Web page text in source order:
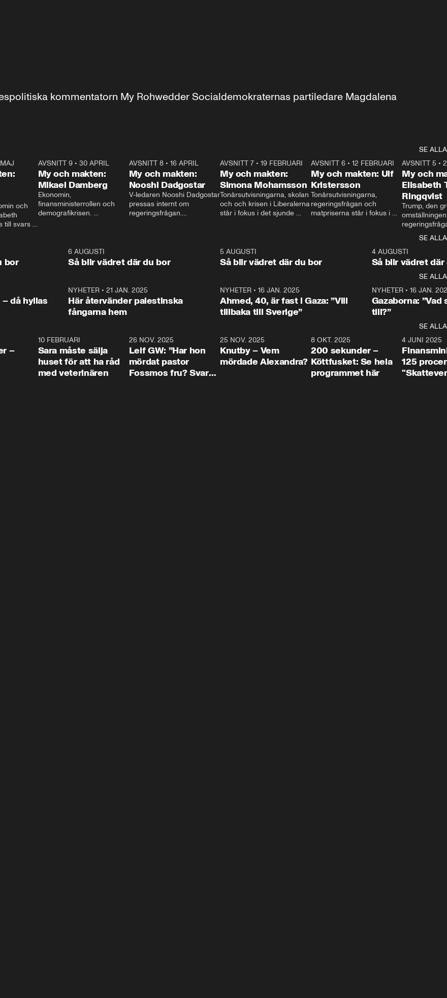
kommentatorn My Rohwedder Socialdemokraternas partiledare Magdalena
SE ALLA
och
till svars
AVSNITT 9• 30 APRIL
My och makten:
Mikael Damberg
Ekonomin,
finansministerrollen och
demografikrisen.
och Makten.
AVSNITT 8• 16 APRIL
My och makten:
Nooshi Dadgostar
V-ledaren Nooshi Dadgostar
pressas internt om
regeringsfrågan.
– Vi ställer upp i val. Ska vi
vara med så sitter vi förstås
24:30
AVSNITT 7• 19 FEBRUARI
My och makten:
Simona Mohamsson
Tonårsutvisningarna, skolan
och och krisen i Liberalerna
står i fokus i det sjunde
kommentator My
Rohwedder ställer
utbildnings- och
Mohamsson till svars.
27:30
AVSNITT 6 •12 FEBRUARI
My och makten: Ulf
Kristersson
Tonårsutvisningarna,
regeringsfrågan och
matpriserna står i fokus i
Rohwedder ställer
statsminister Ulf Kristersson
AVSNITT 5 •
My och
Elisabeth
Ringqvist
Trump, den
centrum i
avsnittet av
Makten”. Se
Aftonbladets
Rohwedder
Thand Ring
SE ALLA
1:06
bor
6 AUGUSTI
Så blir vädret där du bor
5 AUGUSTI
Så blir vädret där du bor
4 AUGUSTI
Så blir vädret där
SE ALLA
då hyllas
NYHETER •21 JAN. 2025
Här återvänder palestinska
fångarna hem
NYHETER• 16 JAN. 2025
Ahmed, 40, är fast i Gaza: ”Vill
tillbaka till Sverige”
NYHETER• 16 JAN.
Gazaborna:
till?”
SE ALLA
–
10 FEBRUARI
Sara måste sälja
huset för att ha råd
med veterinären
26 NOV. 2025
Leif GW: ”Har hon
mördat pastor
Fossmos fru? Svar
31:05
25 NOV. 2025
Knutby – Vem
mördade Alexandra?
4:29
8 OKT. 2025
200 sekunder –
Köttfusket: Se hela
programmet här
4 JUNI 2025
125